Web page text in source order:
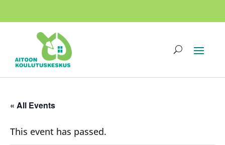
« All Events
This event has passed.